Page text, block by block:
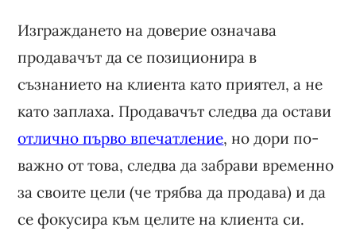
Изграждането на доверие означава
продавачът да се позиционира в
съзнанието на клиента като приятел, а не
като заплаха. Продавачът следва да остави
отлично първо впечатление, но дори по-
важно от това, следва да забрави временно
за своите цели (че трябва да продава) и да
се фокусира към целите на клиента си.